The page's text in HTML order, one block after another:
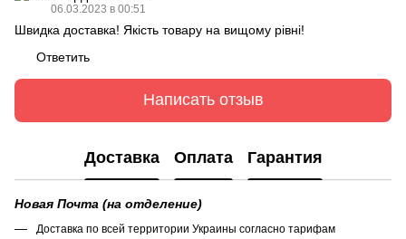
06.03.2023 в 00:51
Швидка доставка! Якість товару на вищому рівні!
Ответить
Написать отзыв
Доставка Оплата Гарантия
Новая Почта (на отделение)
Доставка по всей территории Украины согласно тарифам